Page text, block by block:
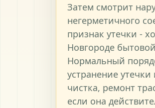
Затем смотрит
негерметичного
признак утечки -
Новгороде
Нормальный
устранение
чистка, ремонт
если она